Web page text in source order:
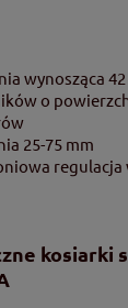
wynosząca 42
o
25-75 mm
regulacja
kosiarki